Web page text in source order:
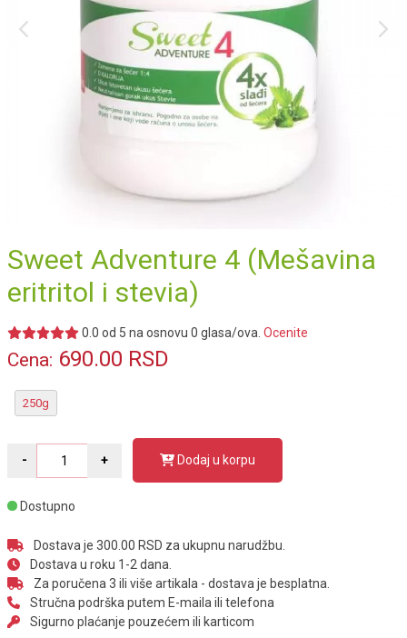
Sweet Adventure 4 (Mešavina
eritritol i stevia)
0.0 od 5 na osnovu 0 glasa/ova. Ocenite
Cena: 690.00 RSD
250g
Dodaj u korpu
Dostupno
Dostava je 300.00 RSD za ukupnu narudžbu.
Dostava u roku 1-2 dana.
Za poručena 3 ili više artikala - dostava je besplatna.
Stručna podrška putem E-maila ili telefona
Sigurno plaćanje pouzećem ili karticom